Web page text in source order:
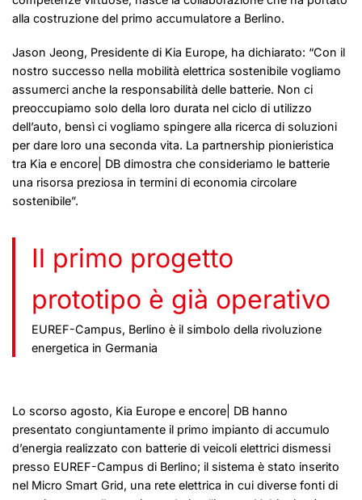
alla costruzione del primo accumulatore a Berlino.
Jason Jeong, Presidente di Kia Europe, ha dichiarato: “Con il
nostro successo nella mobilità elettrica sostenibile vogliamo
assumerci anche la responsabilità delle batterie. Non ci
preoccupiamo solo della loro durata nel ciclo di utilizzo
dell’auto, bensì ci vogliamo spingere alla ricerca di soluzioni
per dare loro una seconda vita. La partnership pionieristica
tra Kia e encore| DB dimostra che consideriamo le batterie
una risorsa preziosa in termini di economia circolare
sostenibile”.
Il primo progetto
prototipo è già operativo
EUREF-Campus, Berlino è il simbolo della rivoluzione
energetica in Germania
Lo scorso agosto, Kia Europe e encore| DB hanno
presentato congiuntamente il primo impianto di accumulo
d’energia realizzato con batterie di veicoli elettrici dismessi
presso EUREF-Campus di Berlino; il sistema è stato inserito
nel Micro Smart Grid, una rete elettrica in cui diverse fonti di